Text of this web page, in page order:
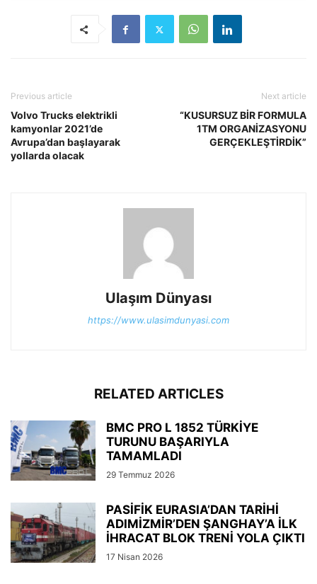
Previous article
Volvo Trucks elektrikli
kamyonlar 2021’de
Avrupa’dan başlayarak
yollarda olacak
Next article
“KUSURSUZ BİR FORMULA
1TM ORGANİZASYONU
GERÇEKLEŞTİRDİK”
Ulaşım Dünyası
https://www.ulasimdunyasi.com
RELATED ARTICLES
BMC PRO L 1852 TÜRKİYE
TURUNU BAŞARIYLA
TAMAMLADI
29 Temmuz 2026
PASİFİK EURASIA’DAN TARİHİ
ADIMİZMİR’DEN ŞANGHAY’A İLK
İHRACAT BLOK TRENİ YOLA ÇIKTI
17 Nisan 2026